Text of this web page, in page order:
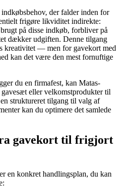
der falder inden for
frigøre likviditet indirekte:
på disse indkøb, forbliver på
dækker udgiften. Denne tilgang
kreativitet — men for gavekort med
kan det være den mest fornuftige
du en firmafest, kan Matas-
eller velkomstprodukter til
struktureret tilgang til valg af
kan du optimere det samlede
gavekort til frigjort
en konkret handlingsplan, du kan